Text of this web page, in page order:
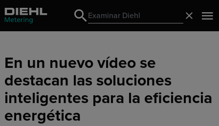
Search
Search
En un nuevo vídeo se
destacan las soluciones
inteligentes para la eficiencia
energética